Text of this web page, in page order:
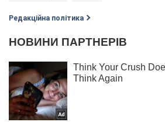
Редакційна політика